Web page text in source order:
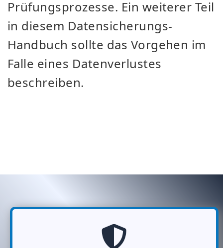
Prüfungsprozesse. Ein weiterer Teil
in diesem Datensicherungs-
Handbuch sollte das Vorgehen im
Falle eines Datenverlustes
beschreiben.